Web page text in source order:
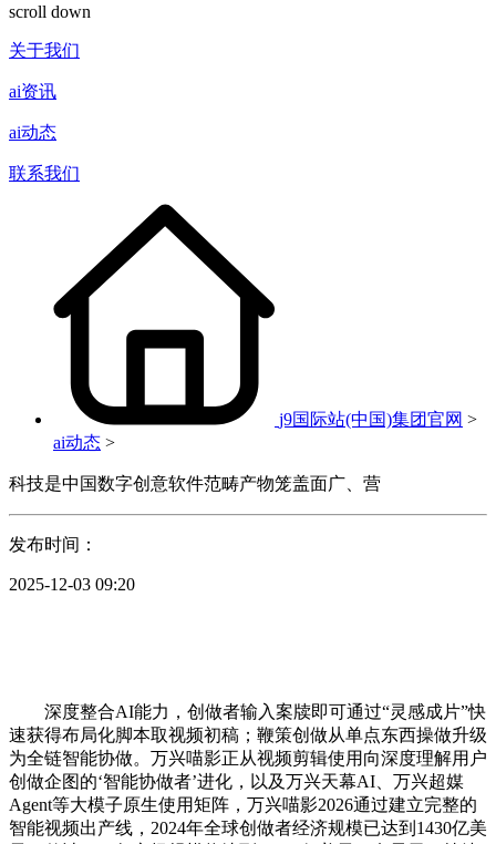
scroll down
关于我们
ai资讯
ai动态
联系我们
j9国际站(中国)集团官网 >
ai动态 >
科技是中国数字创意软件范畴产物笼盖面广、营
发布时间：
2025-12-03 09:20
深度整合AI能力，创做者输入案牍即可通过“灵感成片”快
速获得布局化脚本取视频初稿；鞭策创做从单点东西操做升级
为全链智能协做。万兴喵影正从视频剪辑使用向深度理解用户
创做企图的‘智能协做者’进化，以及万兴天幕AI、万兴超媒
Agent等大模子原生使用矩阵，万兴喵影2026通过建立完整的
智能视频出产线，2024年全球创做者经济规模已达到1430亿美